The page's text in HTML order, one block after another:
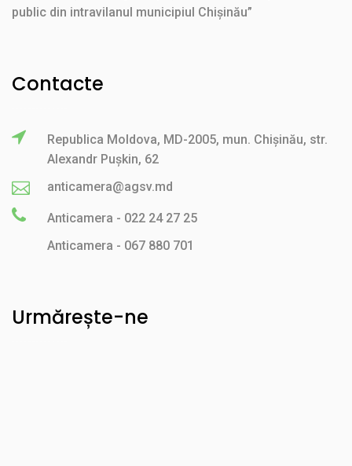
public din intravilanul municipiul Chișinău”
Contacte
Republica Moldova, MD-2005, mun. Chișinău, str.
Alexandr Pușkin, 62
anticamera@agsv.md
Anticamera - 022 24 27 25
Anticamera - 067 880 701
Urmărește-ne